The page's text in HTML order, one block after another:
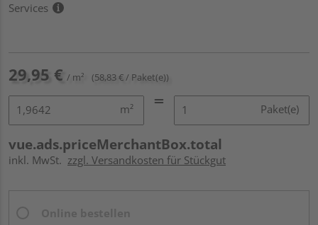
Services
29,95 € / m² (58,83 € / Paket(e))
m² Paket(e)
vue.ads.priceMerchantBox.total
inkl. MwSt. zzgl. Versandkosten für Stückgut